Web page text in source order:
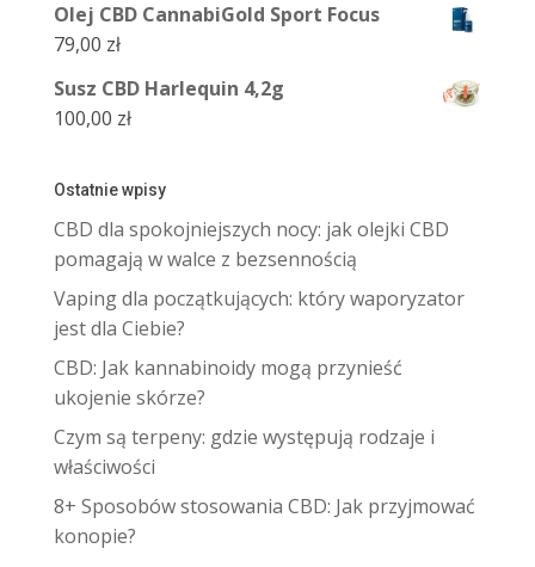
Olej CBD CannabiGold Sport Focus
79,00 zł
Susz CBD Harlequin 4,2g
100,00 zł
Ostatnie wpisy
CBD dla spokojniejszych nocy: jak olejki CBD
pomagają w walce z bezsennością
Vaping dla początkujących: który waporyzator
jest dla Ciebie?
CBD: Jak kannabinoidy mogą przynieść
ukojenie skórze?
Czym są terpeny: gdzie występują rodzaje i
właściwości
8+ Sposobów stosowania CBD: Jak przyjmować
konopie?